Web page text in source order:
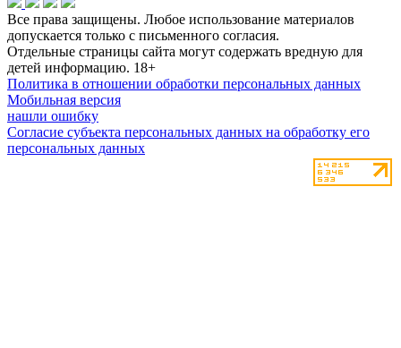
Все права защищены. Любое использование материалов
допускается только с письменного согласия.
Отдельные страницы сайта могут содержать вредную для
детей информацию. 18+
Политика в отношении обработки персональных данных
Мобильная версия
нашли ошибку
Согласие субъекта персональных данных на обработку его
персональных данных